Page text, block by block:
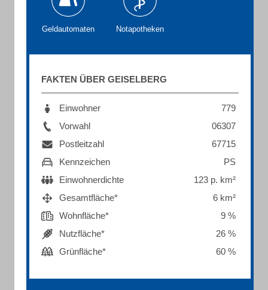
Geldautomaten Notapotheken
FAKTEN ÜBER GEISELBERG
Einwohner
779
Vorwahl
06307
Postleitzahl
67715
Kennzeichen
PS
Einwohnerdichte
123 p. km²
Gesamtfläche*
6 km²
Wohnfläche*
9 %
Nutzfläche*
26 %
Grünfläche*
60 %